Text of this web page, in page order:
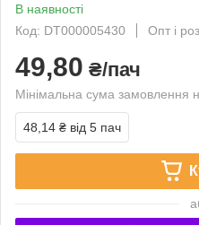
В наявності
Код: DT000005430
Опт і
49,80 ₴/пач
Мінімальна сума замовлення
48,14 ₴ від 5 пач